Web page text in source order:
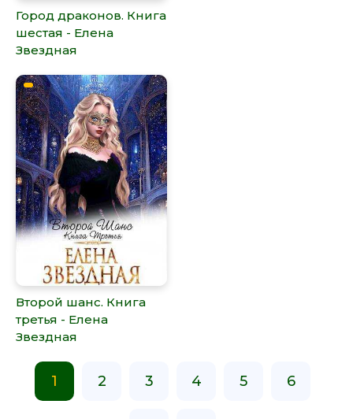
Город драконов. Книга
шестая - Елена
Звездная
Второй шанс. Книга
третья - Елена
Звездная
1 2 3 4 5 6